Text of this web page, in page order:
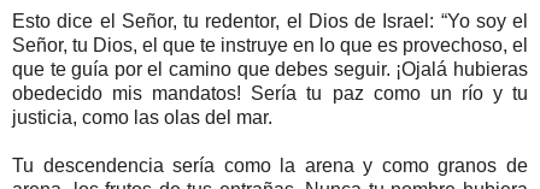
Esto dice el Señor, tu redentor, el Dios de Israel: “Yo soy el
Señor, tu Dios, el que te instruye en lo que es provechoso, el
que te guía por el camino que debes seguir. ¡Ojalá hubieras
obedecido mis mandatos! Sería tu paz como un río y tu
justicia, como las olas del mar.
Tu descendencia sería como la arena y como granos de